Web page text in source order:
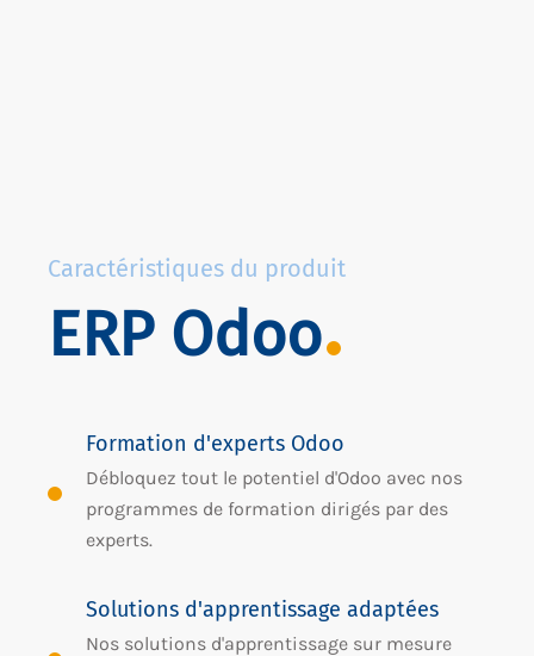
Caractéristiques du produit
ERP Odoo
Formation d'experts Odoo
Débloquez tout le potentiel d'Odoo avec nos
programmes de formation dirigés par des
experts.
Solutions d'apprentissage adaptées
Nos solutions d'apprentissage sur mesure